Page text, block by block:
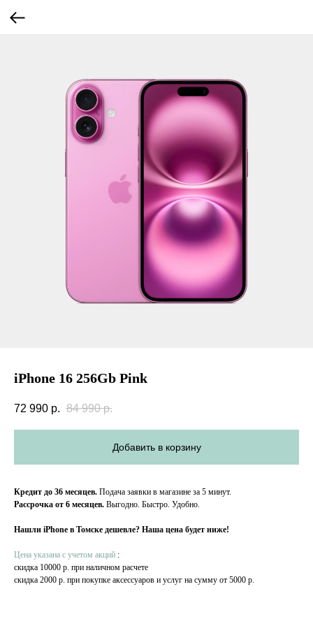
iPhone 16 256Gb Pink
72 990 р. 84 990 р.
Добавить в корзину
Кредит до 36 месяцев. Подача заявки в магазине за 5 минут.
Рассрочка от 6 месяцев. Выгодно. Быстро. Удобно.
Нашли iPhone в Томске дешевле? Наша цена будет ниже!
Цена указана с учетом акций :
скидка 10000 р. при наличном расчете
скидка 2000 р. при покупке аксессуаров и услуг на сумму от 5000 р.